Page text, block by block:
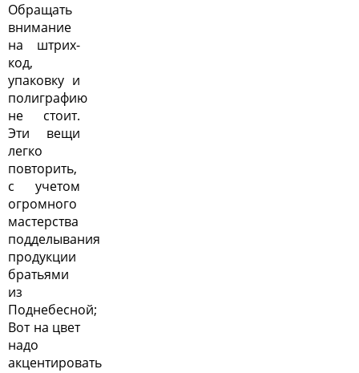
Обращать
внимание
на штрих-
код,
упаковку и
полиграфию
не стоит.
Эти вещи
легко
повторить,
с учетом
огромного
мастерства
подделывания
продукции
братьями
из
Поднебесной;
Вот на цвет
надо
акцентировать